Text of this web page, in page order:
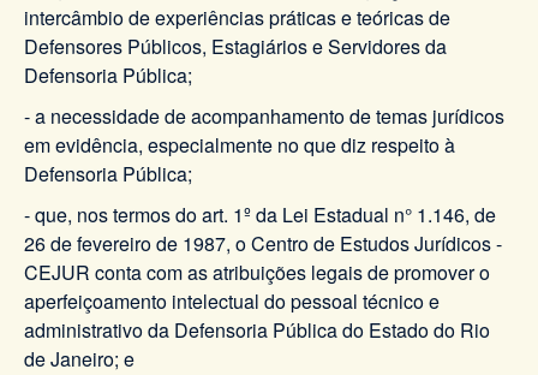
intercâmbio de experiências práticas e teóricas de
Defensores Públicos, Estagiários e Servidores da
Defensoria Pública;
- a necessidade de acompanhamento de temas jurídicos
em evidência, especialmente no que diz respeito à
Defensoria Pública;
- que, nos termos do art. 1º da Lei Estadual n° 1.146, de
26 de fevereiro de 1987, o Centro de Estudos Jurídicos -
CEJUR conta com as atribuições legais de promover o
aperfeiçoamento intelectual do pessoal técnico e
administrativo da Defensoria Pública do Estado do Rio
de Janeiro; e